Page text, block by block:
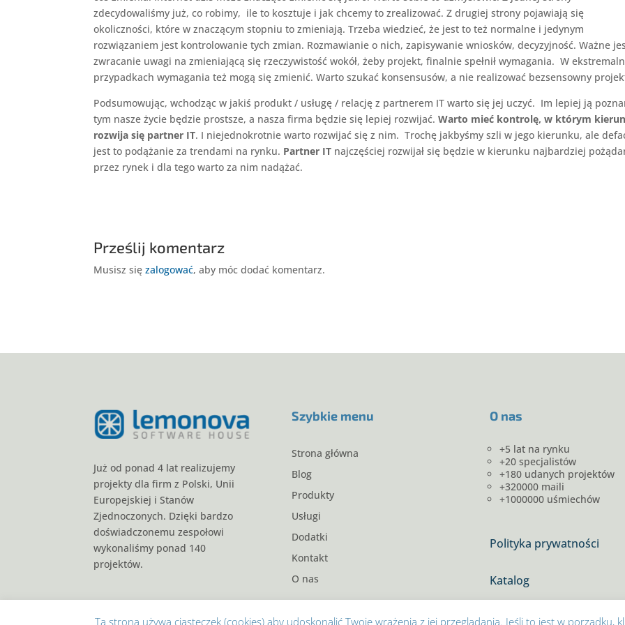
zdecydowaliśmy już, co robimy, ile to kosztuje i jak chcemy to zrealizować. Z drugiej strony pojawiają się
okoliczności, które w znaczącym stopniu to zmieniają. Trzeba wiedzieć, że jest to też normalne i jedynym
rozwiązaniem jest kontrolowanie tych zmian. Rozmawianie o nich, zapisywanie wniosków, decyzyjność. Ważne
zwracanie uwagi na zmieniającą się rzeczywistość wokół, żeby projekt, finalnie spełnił wymagania. W
przypadkach wymagania też mogą się zmienić. Warto szukać konsensusów, a nie realizować bezsensowny
Podsumowując, wchodząc w jakiś produkt / usługę / relację z partnerem IT warto się jej uczyć. Im lepiej ją
tym nasze życie będzie prostsze, a nasza firma będzie się lepiej rozwijać. Warto mieć kontrolę, w którym
rozwija się partner IT. I niejednokrotnie warto rozwijać się z nim. Trochę jakbyśmy szli w jego kierunku, ale
jest to podążanie za trendami na rynku. Partner IT najczęściej rozwijał się będzie w kierunku najbardziej
przez rynek i dla tego warto za nim nadążać.
Prześlij komentarz
Musisz sięzalogować, aby móc dodać komentarz.
Już od ponad 4 lat realizujemy
projekty dla firm z Polski, Unii
Europejskiej i Stanów
Zjednoczonych. Dzięki bardzo
doświadczonemu zespołowi
wykonaliśmy ponad 140
projektów.
Szybkie menu
Strona główna
Blog
Produkty
Usługi
Dodatki
Kontakt
O nas
O nas
+5 lat na rynku
+20 specjalistów
+180 udanych projektów
+320000 maili
+1000000 uśmiechów
Polityka prywatności
Katalog
Ta strona używa ciasteczek (cookies) aby udoskonalić Twoje wrażenia z jej przeglądania. Jeśli to jest w porządku,